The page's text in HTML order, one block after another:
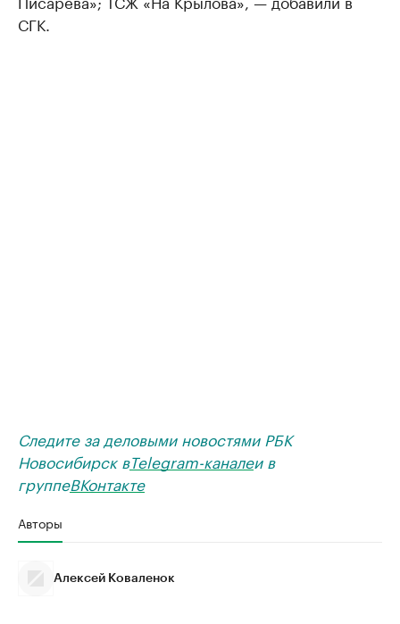
СГК.
Следите за деловыми новостями РБК
Новосибирск вTelegram-каналеи в
группеВКонтакте
Авторы
Алексей Коваленок